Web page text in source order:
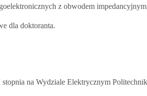
z obwodem
dla doktoranta.
stopnia na Wydziale Elektrycznym